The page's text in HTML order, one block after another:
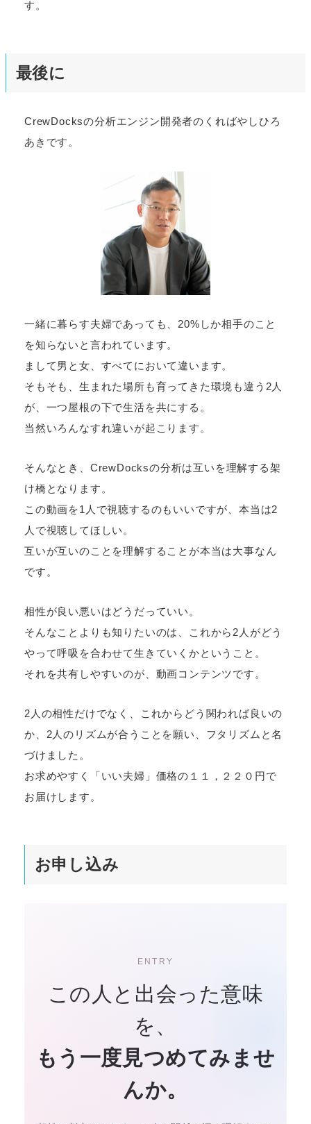
す。
最後に
CrewDocksの分析エンジン開発者のくればやしひろ
あきです。
一緒に暮らす夫婦であっても、20%しか相手のこと
を知らないと言われています。
まして男と女、すべてにおいて違います。
そもそも、生まれた場所も育ってきた環境も違う2人
が、一つ屋根の下で生活を共にする。
当然いろんなすれ違いが起こります。
そんなとき、CrewDocksの分析は互いを理解する架
け橋となります。
この動画を1人で視聴するのもいいですが、本当は2
人で視聴してほしい。
互いが互いのことを理解することが本当は大事なん
です。
相性が良い悪いはどうだっていい。
そんなことよりも知りたいのは、これから2人がどう
やって呼吸を合わせて生きていくかということ。
それを共有しやすいのが、動画コンテンツです。
2人の相性だけでなく、これからどう関われば良いの
か、2人のリズムが合うことを願い、フタリズムと名
づけました。
お求めやすく「いい夫婦」価格の１１，２２０円で
お届けします。
お申し込み
ENTRY
この人と出会った意味
を、
もう一度見つめてみませ
んか。